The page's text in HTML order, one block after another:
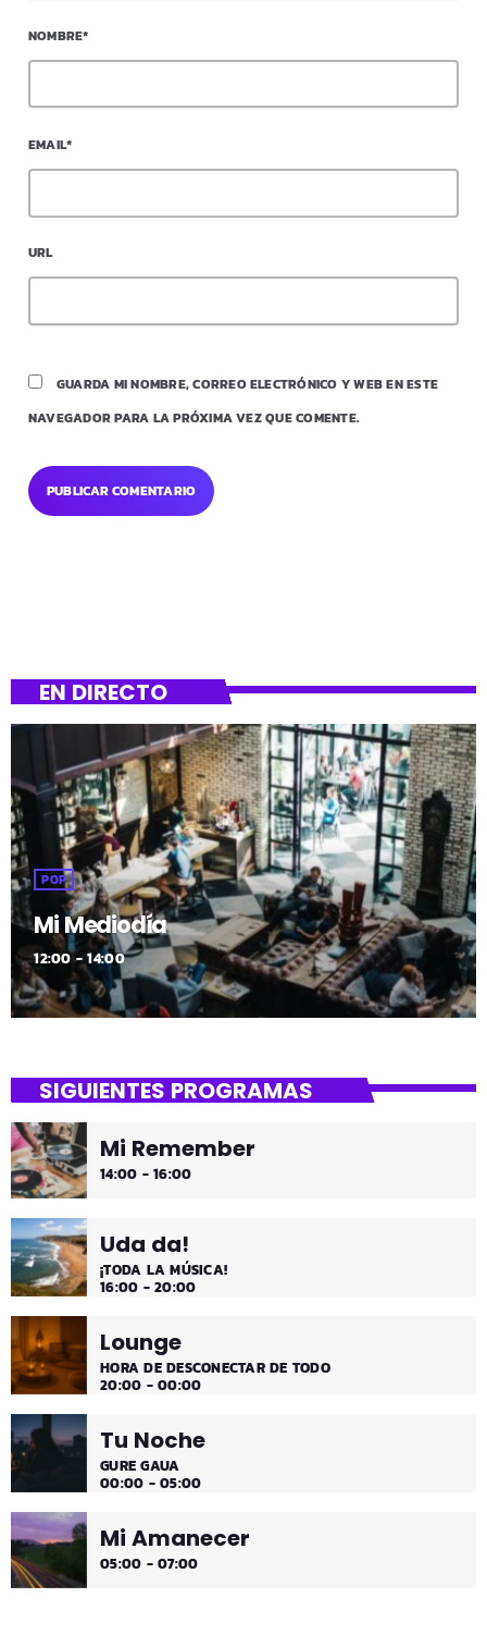
NOMBRE*
EMAIL*
URL
GUARDA MI NOMBRE, CORREO ELECTRÓNICO Y WEB EN ESTE
NAVEGADOR PARA LA PRÓXIMA VEZ QUE COMENTE.
EN DIRECTO
POP
Mi Mediodía
12:00 - 14:00
SIGUIENTES PROGRAMAS
Mi Remember
14:00 - 16:00
Uda da!
¡TODA LA MÚSICA!
16:00 - 20:00
Lounge
HORA DE DESCONECTAR DE TODO
20:00 - 00:00
Tu Noche
GURE GAUA
00:00 - 05:00
Mi Amanecer
05:00 - 07:00